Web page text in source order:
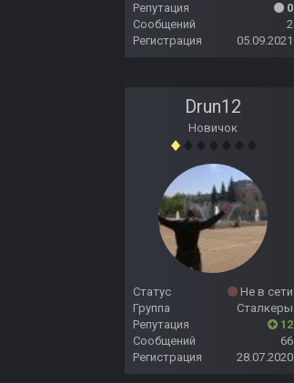
Репутация
0
Сообщений
2
Регистрация
05.09.2021
Drun12
Новичок
Статус
Не в сети
Группа
Сталкеры
Репутация
12
Сообщений
66
Регистрация
28.07.2020